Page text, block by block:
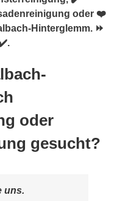
oder ❤️
Hinterglemm. ⏩
oder
gesucht?
uns.